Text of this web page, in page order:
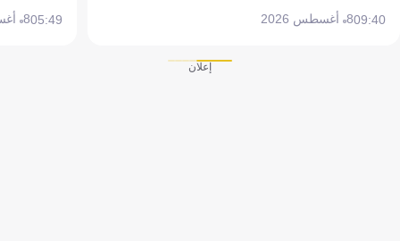
09:408 أغسطس 2026 05:498 أغسطس 2026
إعلان